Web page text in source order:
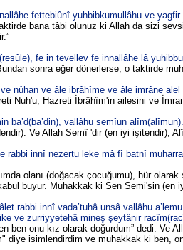
fettebiûnî yuhbibkumullâhu ve
bana tâbi olunuz ki Allah da sizi
fe in tevellev fe innallâhe lâ
sonra eğer dönerlerse, o taktirde
nûhan ve âle ibrâhîme ve âle imrâne alel
Nuh'u, Hazreti İbrâhîm'in ailesini ve
ba’d(ba’din), vallâhu semîun alîm(alîmun).
Ve Allah Semî 'dir (en iyi işitendir),
rabbi innî nezertu leke mâ fî batnî
olanı (doğacak çocuğumu), hür
buyur. Muhakkak ki Sen Semi'sin
rabbi innî vada’tuhâ unsâ vallâhu
ve zurriyyetehâ mineş şeytânir
ben onu kız olarak doğurdum” dedi. Ve
diye isimlendirdim ve muhakkak ki ben,